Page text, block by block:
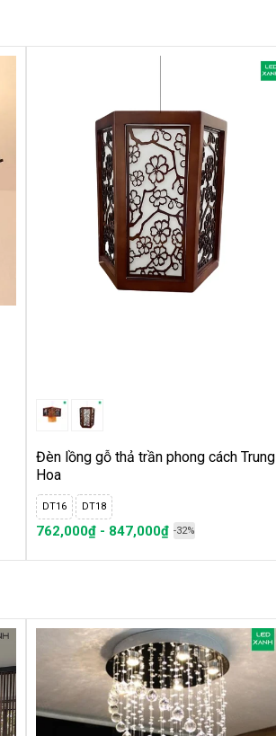
Đèn lồng gỗ thả trần phong cách Trung
Hoa
DT16 DT18
762,000₫ - 847,000₫ -32%